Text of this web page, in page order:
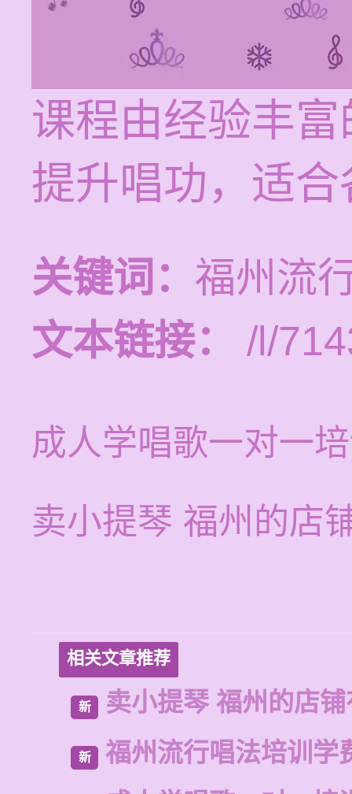
课程由经验丰
提升唱功，适
关键词： 福州流
文本链接：
/l/
成人学唱歌一对一
卖小提琴 福州的店
相关文章推荐
新 卖小提琴 福州的店
新
福州流行唱法培训学